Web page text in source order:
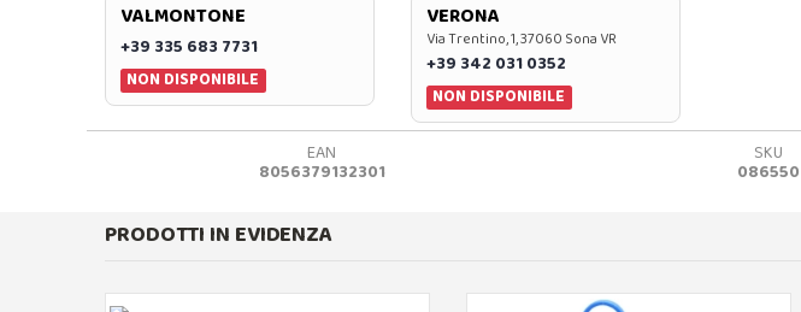
VALMONTONE
+39 335 683 7731
NON DISPONIBILE
VERONA
Via Trentino, 1, 37060 Sona VR
+39 342 031 0352
NON DISPONIBILE
EAN
8056379132301
SKU
086550
PRODOTTI IN EVIDENZA